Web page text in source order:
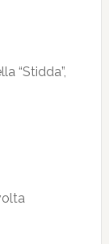
“Stidda”,